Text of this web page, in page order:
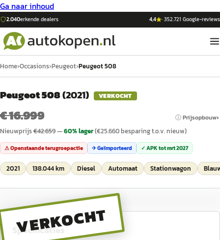
Ga naar inhoud
2.040erkende dealers 4,4 ·352.721 Google-reviews
Home›Occasions›Peugeot›Peugeot 508
Peugeot 508(2021) VERKOCHT
€ 16.999 ⓘ Prijsopbouw
Nieuwprijs€42.659—60% lager(€25.660besparing t.o.v. nieuw)
⚠ Openstaande terugroepactie ✈ Geïmporteerd ✓ APK totmrt 2027
2021 138.044 km Diesel Automaat Stationwagon
VERKOCHT
Specificaties